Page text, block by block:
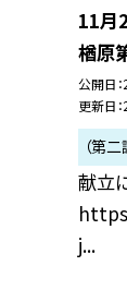
11月
楢原
公開日
更新日
（第
献立
j...